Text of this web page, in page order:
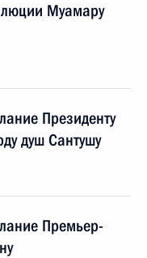
Муамару
Президенту
душ Сантушу
Премьер-